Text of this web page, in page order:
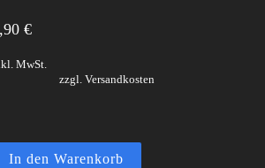
€
MwSt.
zzgl. Versandkosten
In den Warenkorb